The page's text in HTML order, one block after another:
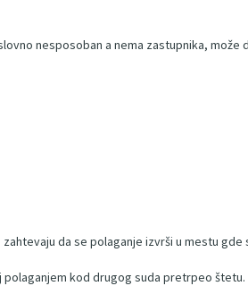
nesposoban a nema zastupnika, može
da se polaganje izvrši u mestu gde
polaganjem kod drugog suda pretrpeo štetu.